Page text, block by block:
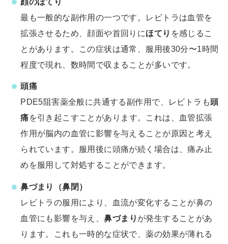
最も一般的な副作用の一つです。レビトラは血管を
拡張させるため、顔面や首回りにほてり を感じるこ
とがあります。この症状は通常、服用後30分〜1時間
程度で現れ、数時間で収まることが多いです。
頭痛
PDE5阻害薬全般に共通する副作用で、レビトラも頭
痛を引き起こすことがあります。これは、血管拡張
作用が脳内の血管に影響を与えることが原因と考え
られています。服用後に頭痛が続く場合は、痛み止
めを服用して対処することができます。
鼻づまり（鼻閉）
レビトラの服用により、血流が変化することが鼻の
血管にも影響を与え、鼻づまり が発生することがあ
ります。これも一時的な症状で、薬の効果が薄れる